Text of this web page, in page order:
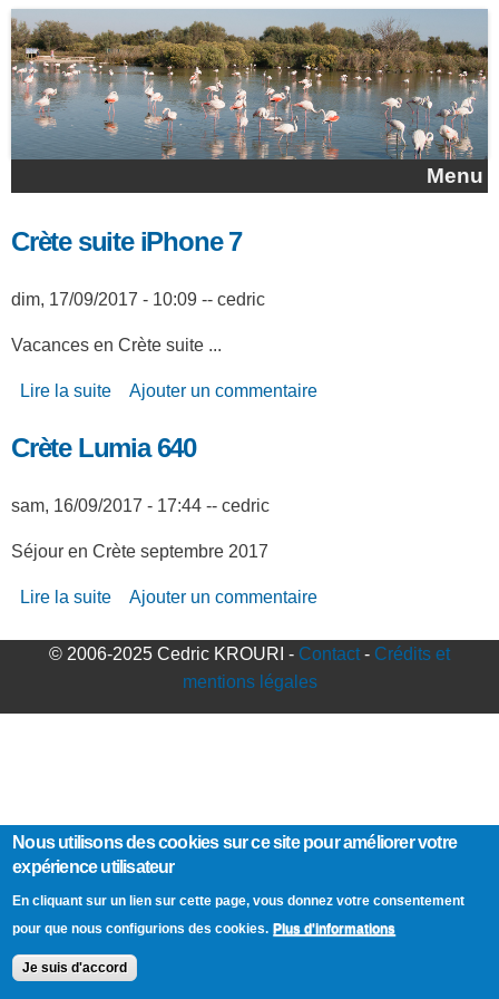
Aller au contenu principal
Menu
Crète suite iPhone 7
dim, 17/09/2017 - 10:09 -- cedric
Vacances en Crète suite ...
Lire la suite de Crète suite iPhone 7
Ajouter un commentaire
Crète Lumia 640
sam, 16/09/2017 - 17:44 -- cedric
Séjour en Crète septembre 2017
Lire la suite de Crète Lumia 640
Ajouter un commentaire
© 2006-2025 Cedric KROURI - Contact - Crédits et
mentions légales
Nous utilisons des cookies sur ce site pour améliorer votre
expérience utilisateur
En cliquant sur un lien sur cette page, vous donnez votre consentement
pour que nous configurions des cookies. Plus d'informations
Je suis d'accord